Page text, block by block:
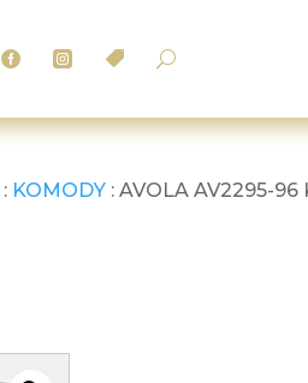
   U
: KOMODY : AVOLA AV2295-96